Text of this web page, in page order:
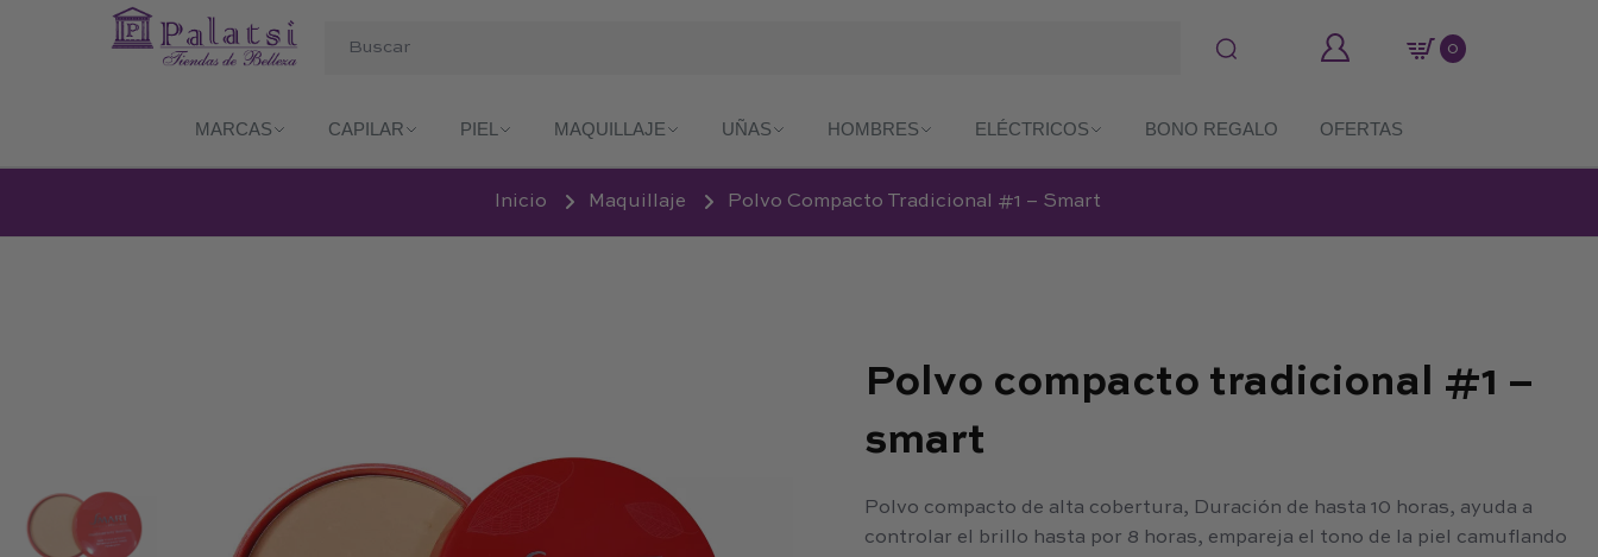
0
MARCAS CAPILAR PIEL MAQUILLAJE UÑAS HOMBRES ELÉCTRICOS BONO REGALO OFERTAS
Inicio Maquillaje Polvo Compacto Tradicional #1 – Smart
Polvo compacto tradicional #1 –
smart
Polvo compacto de alta cobertura, Duración de hasta 10 horas, ayuda a
controlar el brillo hasta por 8 horas, empareja el tono de la piel camuflando